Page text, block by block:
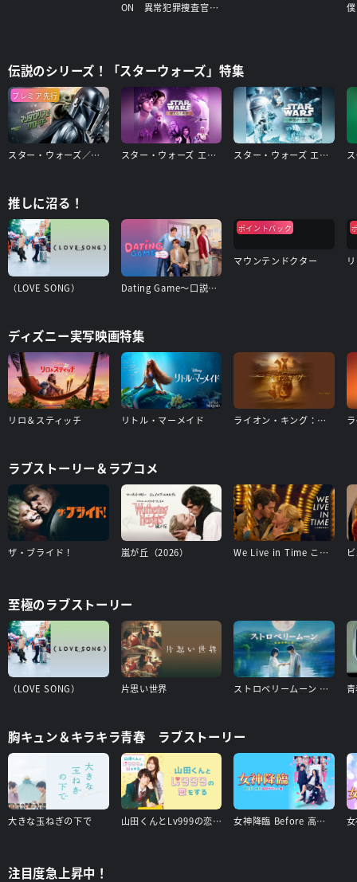
ON 異常犯罪捜査官・藤堂比奈子
伝説のシリーズ！「スターウォーズ」特集
プレミア先行
スター・ウォーズ／マンダロリアン・アンド・グローグー スター・ウォーズ エピソード4/新たなる希望 スター・ウォーズ エピソード5/帝国の逆襲
推しに沼る！
（LOVE SONG） Dating Game〜口説いてもいいですか、ボス!?〜
ポイントバック
マウンテンドクター
ディズニー実写映画特集
リロ＆スティッチ リトル・マーメイド ライオン・キング：ムファサ
ラブストーリー＆ラブコメ
ザ・ブライド！ 嵐が丘（2026） We Live in Time この時を生きて
至極のラブストーリー
（LOVE SONG） 片思い世界 ストロベリームーン 余命半年の恋
胸キュン＆キラキラ青春 ラブストーリー
大きな玉ねぎの下で 山田くんとLv999の恋をする 女神降臨 Before 高校デビュー編
注目度急上昇中！